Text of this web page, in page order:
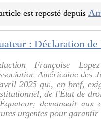
est reposté depuis
Françoise
Américaine des
2025 qui, en bref,
de l'État de
demandait aux
urgentes pour